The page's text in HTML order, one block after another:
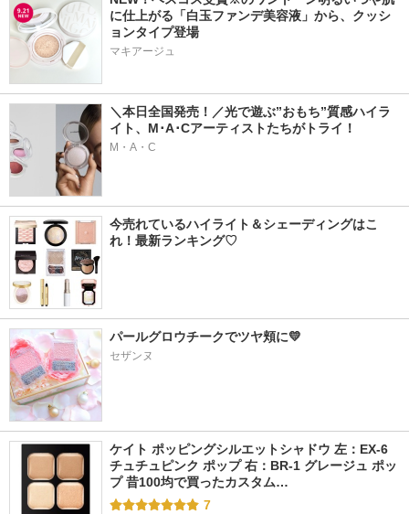
に仕上がる「白玉ファンデ美容液」から、クッシ
ョンタイプ登場
マキアージュ
＼本日全国発売！／光で遊ぶ”おもち”質感ハイラ
イト、M･A･Cアーティストたちがトライ！
M・A・C
今売れているハイライト＆シェーディングはこ
れ！最新ランキング♡
パールグロウチークでツヤ頬に💛
セザンヌ
ケイト ポッピングシルエットシャドウ 左：EX-6
チュチュピンク ポップ 右：BR-1 グレージュ ポッ
プ 昔100均で買ったカスタム…
7